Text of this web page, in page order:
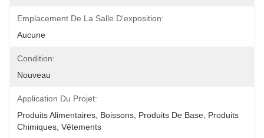
Emplacement De La Salle D'exposition:
Aucune
Condition:
Nouveau
Application Du Projet:
Produits Alimentaires, Boissons, Produits De Base, Produits
Chimiques, Vêtements